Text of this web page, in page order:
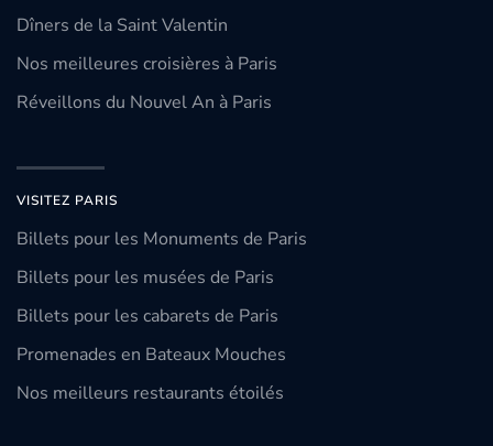
Dîners de la Saint Valentin
Nos meilleures croisières à Paris
Réveillons du Nouvel An à Paris
VISITEZ PARIS
Billets pour les Monuments de Paris
Billets pour les musées de Paris
Billets pour les cabarets de Paris
Promenades en Bateaux Mouches
Nos meilleurs restaurants étoilés